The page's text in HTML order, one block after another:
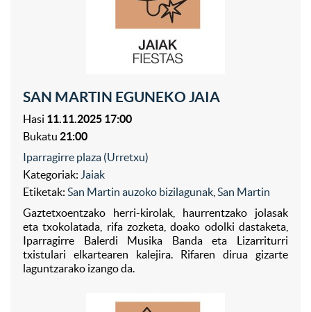
SAN MARTIN EGUNEKO JAIA
Hasi 11.11.2025 17:00
Bukatu 21:00
Iparragirre plaza (Urretxu)
Kategoriak: Jaiak
Etiketak: San Martin auzoko bizilagunak San Martin
Gaztetxoentzako herri-kirolak, haurrentzako jolasak
eta txokolatada, rifa zozketa, doako odolki dastaketa,
Iparragirre Balerdi Musika Banda eta Lizarriturri
txistulari elkartearen kalejira. Rifaren dirua gizarte
laguntzarako izango da.